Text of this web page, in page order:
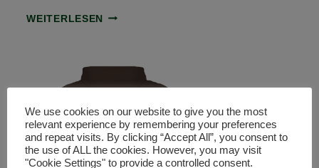
WEITERLESEN ANMELDUNG
GEMACHT!
We use cookies on our website to give you the most
relevant experience by remembering your preferences
and repeat visits. By clicking “Accept All”, you consent to
the use of ALL the cookies. However, you may visit
"Cookie Settings" to provide a controlled consent.